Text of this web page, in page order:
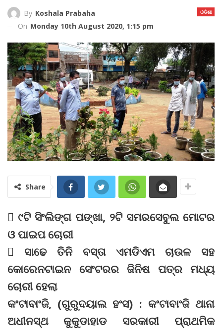
ଓଡିଶା
By Koshala Prabaha
On Monday 10th August 2020, 1:15 pm
Share
 ୯ଟି ସିଂଲିଙ୍ଗ ପଙ୍ଖା, ୨ଟି ସମରସେବୁଲ ମୋଟର
ଓ ପାଇପ ଚୋରୀ
 ସାଢେ ତିନି ବସ୍ତା ଏମଡିଏମ ଚାଉଳ ସହ
କୋରେନଟାଇନ ସେଂଟରର ଜିନିଷ ପତ୍ର ମଧ୍ୟ
ଚୋରୀ ହେଲା
କଂଟାବାଂଜି, (ଗୁରୁଦୟାଲ ହଂସ) : କଂଟାବାଂଜି ଥାନା
ଅଧୀନସ୍ଥ କୁକୁଡାହାଡ ସରକାରୀ ପ୍ରାଥମିକ